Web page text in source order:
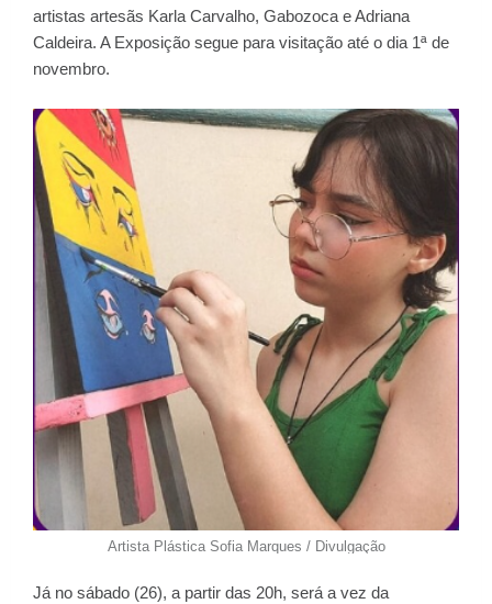
artistas artesãs Karla Carvalho, Gabozoca e Adriana
Caldeira. A Exposição segue para visitação até o dia 1ª de
novembro.
Artista Plástica Sofia Marques / Divulgação
Já no sábado (26), a partir das 20h, será a vez da